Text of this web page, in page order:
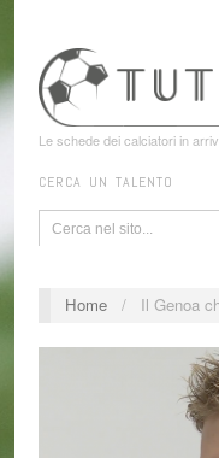
Le schede dei calciatori in
CERCA UN TALENTO
Home / Il Genoa